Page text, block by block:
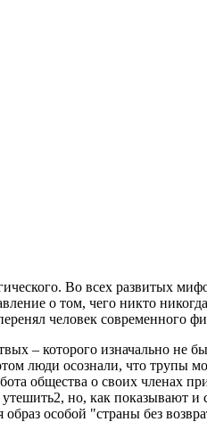
Во всех развитых
о том, чего никто
человек современного
– которого изначально не
люди осознали, что трупы
общества о своих членах
но, как показывают
особой "страны без